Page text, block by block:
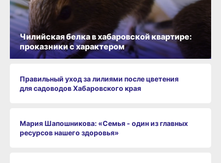
Правильный уход за лилиями после цветения
для садоводов Хабаровского края
Мария Шапошникова: «Семья - один из главных
ресурсов нашего здоровья»
Чилийская белка в хабаровской квартире:
проказники с характером